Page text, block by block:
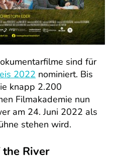
sind für
2022 nominiert. Bis
knapp 2.200
Filmakademie nun
am 24. Juni 2022 als
stehen wird.
River